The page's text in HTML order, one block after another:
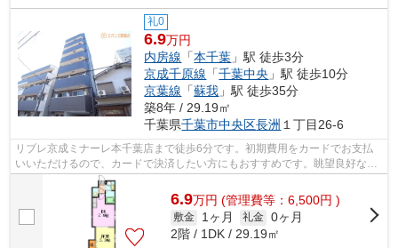
礼0
6.9万円
内房線 「本千葉 」駅 徒歩3分
京成千原線 「千葉中央 」駅 徒歩10分
京葉線 「蘇我 」駅 徒歩35分
築8年 / 29.19㎡
千葉県千葉市中央区長洲 １丁目26-6
リブレ京成ミナーレ本千葉店まで徒歩6分です。初期費用をカードでお支払
いいただけるので、カードで決済したい方にもおすすめです。眺望良好な物
件です。共用部にはエレベータ・敷地内...
6.9万円 (管理費等：6,500円 )
敷金 1ヶ月 礼金 0ヶ月
2階 / 1DK / 29.19㎡